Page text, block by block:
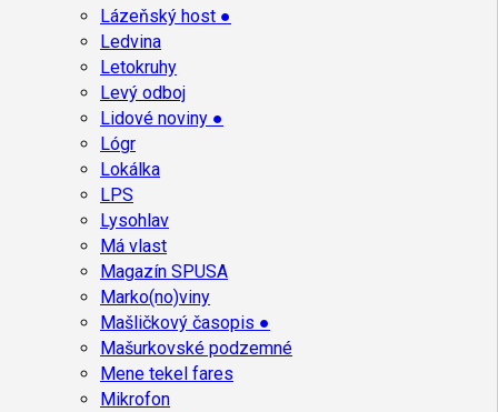
Lázeňský host ●
Ledvina
Letokruhy
Levý odboj
Lidové noviny ●
Lógr
Lokálka
LPS
Lysohlav
Má vlast
Magazín SPUSA
Marko(no)viny
Mašličkový časopis ●
Mašurkovské podzemné
Mene tekel fares
Mikrofon